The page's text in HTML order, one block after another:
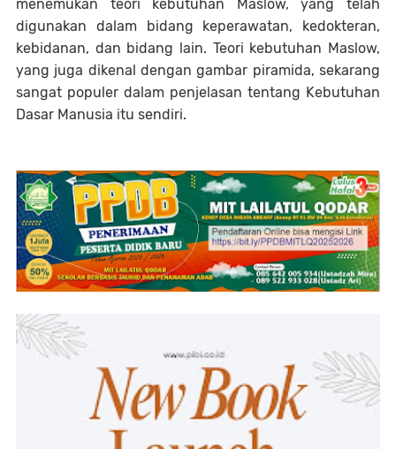
menemukan teori kebutuhan Maslow, yang telah
digunakan dalam bidang keperawatan, kedokteran,
kebidanan, dan bidang lain. Teori kebutuhan Maslow,
yang juga dikenal dengan gambar piramida, sekarang
sangat populer dalam penjelasan tentang Kebutuhan
Dasar Manusia itu sendiri.